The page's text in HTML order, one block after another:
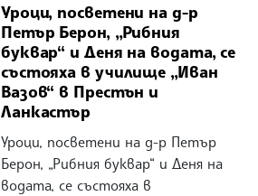
Уроци, посветени на д-р
Петър Берон, „Рибния
буквар“ и Деня на водата, се
състояха в училище „Иван
Вазов“ в Престън и
Ланкастър
Уроци, посветени на д-р Петър
Берон, „Рибния буквар“ и Деня на
водата, се състояха в